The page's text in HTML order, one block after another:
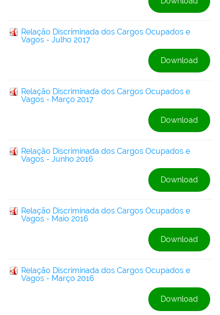
Relação Discriminada dos Cargos Ocupados e
Vagos - Julho 2017
Download
Relação Discriminada dos Cargos Ocupados e
Vagos - Março 2017
Download
Relação Discriminada dos Cargos Ocupados e
Vagos - Junho 2016
Download
Relação Discriminada dos Cargos Ocupados e
Vagos - Maio 2016
Download
Relação Discriminada dos Cargos Ocupados e
Vagos - Março 2016
Download